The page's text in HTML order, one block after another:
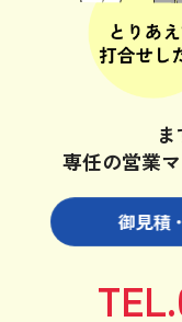
専任の営業
御見積